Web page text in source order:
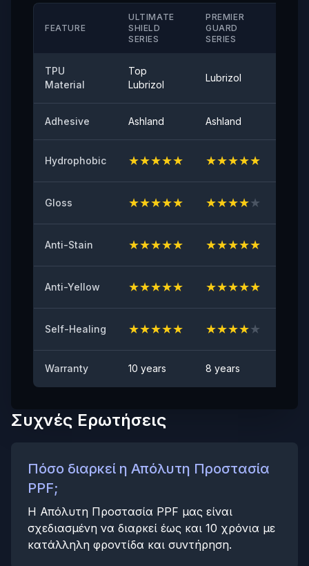
＞280（%）
Αντοχή στη Θερμοκρασία
Αντοχή στην Αποκόλληση
≤0,35 (N/25mm)
Γυαλάδα επιφάνειας 60°
≥8（N/25mm）
Αντίσταση στο κιτρίνισμα
Δοκιμή κατά των χτυπημάτων από πέτρες
ΕΠΙΤΥΧΙΑ
Αντι-λεκιαστικό
FEATURE
ULTIMATE
SHIELD
SERIES
PREMIER
GUARD
SERIES
TPU
Material
Top
Lubrizol
Lubrizol
Adhesive Ashland Ashland
Hydrophobic ★★★★★ ★★★★★
Gloss ★★★★★ ★★★★★
Anti-Stain ★★★★★ ★★★★★
Anti-Yellow ★★★★★ ★★★★★
Self-Healing ★★★★★ ★★★★★
Warranty 10 years 8 years
Συχνές Ερωτήσεις
Πόσο διαρκεί η Απόλυτη Προστασία
PPF;
Η Απόλυτη Προστασία PPF μας είναι
σχεδιασμένη να διαρκεί έως και 10 χρόνια με
κατάλληλη φροντίδα και συντήρηση.